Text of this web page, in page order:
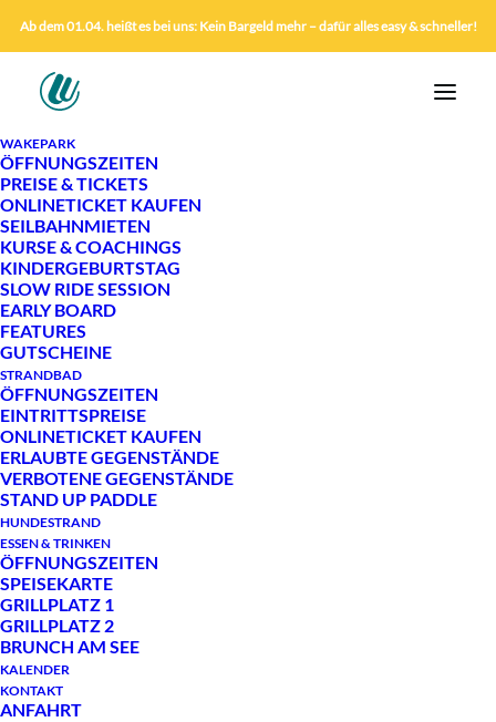
Ab dem 01.04. heißt es bei uns: Kein Bargeld mehr – dafür alles easy & schneller!
WAKEPARK
ÖFFNUNGSZEITEN
PREISE & TICKETS
ONLINETICKET KAUFEN
SEILBAHNMIETEN
KURSE & COACHINGS
KINDERGEBURTSTAG
SLOW RIDE SESSION
EARLY BOARD
FEATURES
GUTSCHEINE
STRANDBAD
ÖFFNUNGSZEITEN
EINTRITTSPREISE
ONLINETICKET KAUFEN
ERLAUBTE GEGENSTÄNDE
VERBOTENE GEGENSTÄNDE
STAND UP PADDLE
HUNDESTRAND
ESSEN & TRINKEN
ÖFFNUNGSZEITEN
SPEISEKARTE
GRILLPLATZ 1
GRILLPLATZ 2
BRUNCH AM SEE
KALENDER
KONTAKT
ANFAHRT
WCC SHRED CLUB
Du bist zwischen 12 und einschließlich 17 Jahre
alt und hast Lust einmal pro Woche Wakeboard
zu fahren? Du willst dich sportlich
weiterentwickeln und immer zusammen mit
deinen gleichen Freunden fahren? Dann ist der